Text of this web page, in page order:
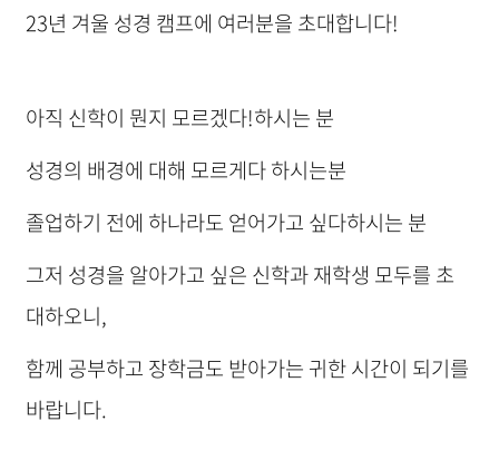
23년 겨울 성경 캠프에 여러분을 초대합니다!
​아직 신학이 뭔지 모르겠다!하시는 분
성경의 배경에 대해 모르게다 하시는분
졸업하기 전에 하나라도 얻어가고 싶다하시는 분
그저 성경을 알아가고 싶은 신학과 재학생 모두를 초
대하오니,
함께 공부하고 장학금도 받아가는 귀한 시간이 되기를
바랍니다.